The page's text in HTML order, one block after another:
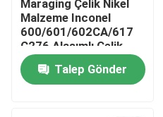
Maraging Çelik Nikel
Malzeme Inconel
600/601/602CA/617
C276 Alaşımlı Çelik
Çubuk
Talep Gönder